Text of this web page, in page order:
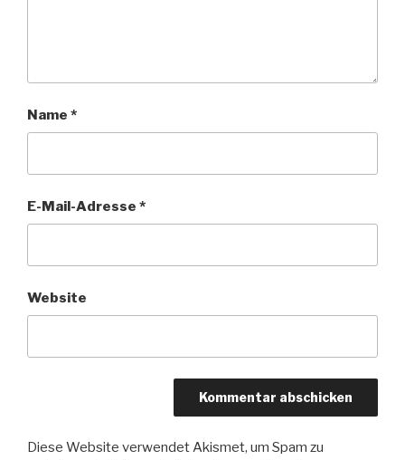
Name *
E-Mail-Adresse *
Website
Diese Website verwendet Akismet, um Spam zu